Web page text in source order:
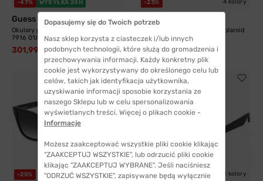
-47% WYSYŁKA 24H
Guess
Okulary przeciwsłoneczne Guess
7916 01A 55
301,99 zł 564,99 zł
-23% 4 kolory
Polaroid
Okulary przeciwsłoneczne Polaroid
2053 2F7 51...
167,99 zł 216,99 zł
-25% 3 kolory -27% 2 kolory
Dopasujemy się do Twoich potrzeb
Nasz sklep korzysta z ciasteczek i/lub innych
podobnych technologii, które służą do gromadzenia i
przechowywania informacji. Każdy konkretny plik
cookie jest wykorzystywany do określonego celu lub
celów, takich jak identyfikacja użytkownika,
uzyskiwanie informacji sposobie korzystania ze
naszego Sklepu lub w celu spersonalizowania
wyświetlanych treści. Więcej o plikach cookie -
Informacje
Możesz zaakceptować wszystkie pliki cookie klikając
"ZAAKCEPTUJ WSZYSTKIE", lub odrzucić pliki cookie
klikając "ZAAKCEPTUJ WYBRANE". Jeśli naciśniesz
"ODRZUĆ WSZYSTKIE", zapisywane będą wyłącznie